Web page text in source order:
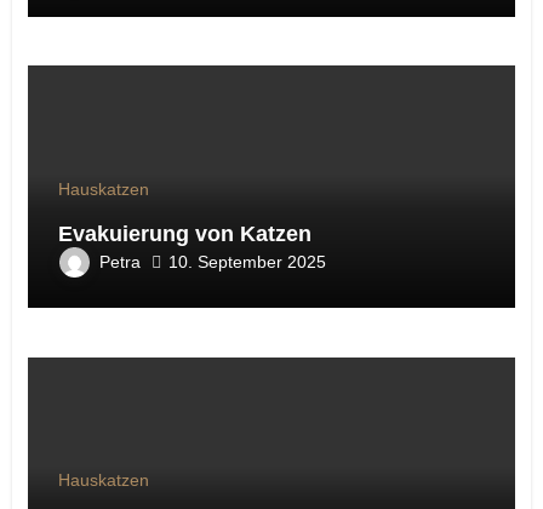
Hauskatzen
Evakuierung von Katzen
Petra 10. September 2025
Hauskatzen